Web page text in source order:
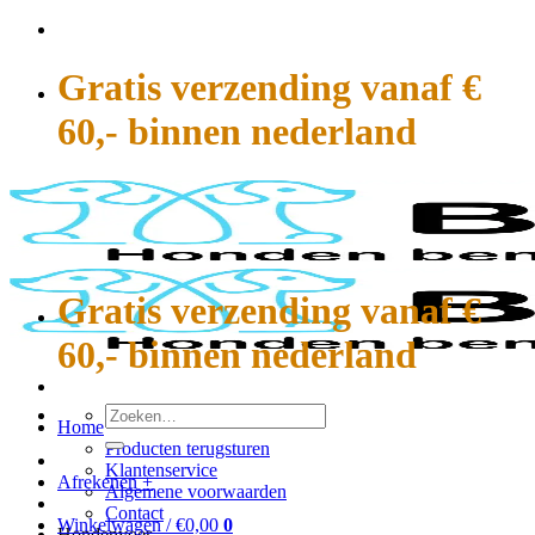
Gratis verzending vanaf €
60,- binnen nederland
Home
Producten terugsturen
Klantenservice
Algemene voorwaarden
Contact
Gratis verzending vanaf €
60,- binnen nederland
Zoeken
naar:
Afrekenen +
Winkelwagen /€0,00 0